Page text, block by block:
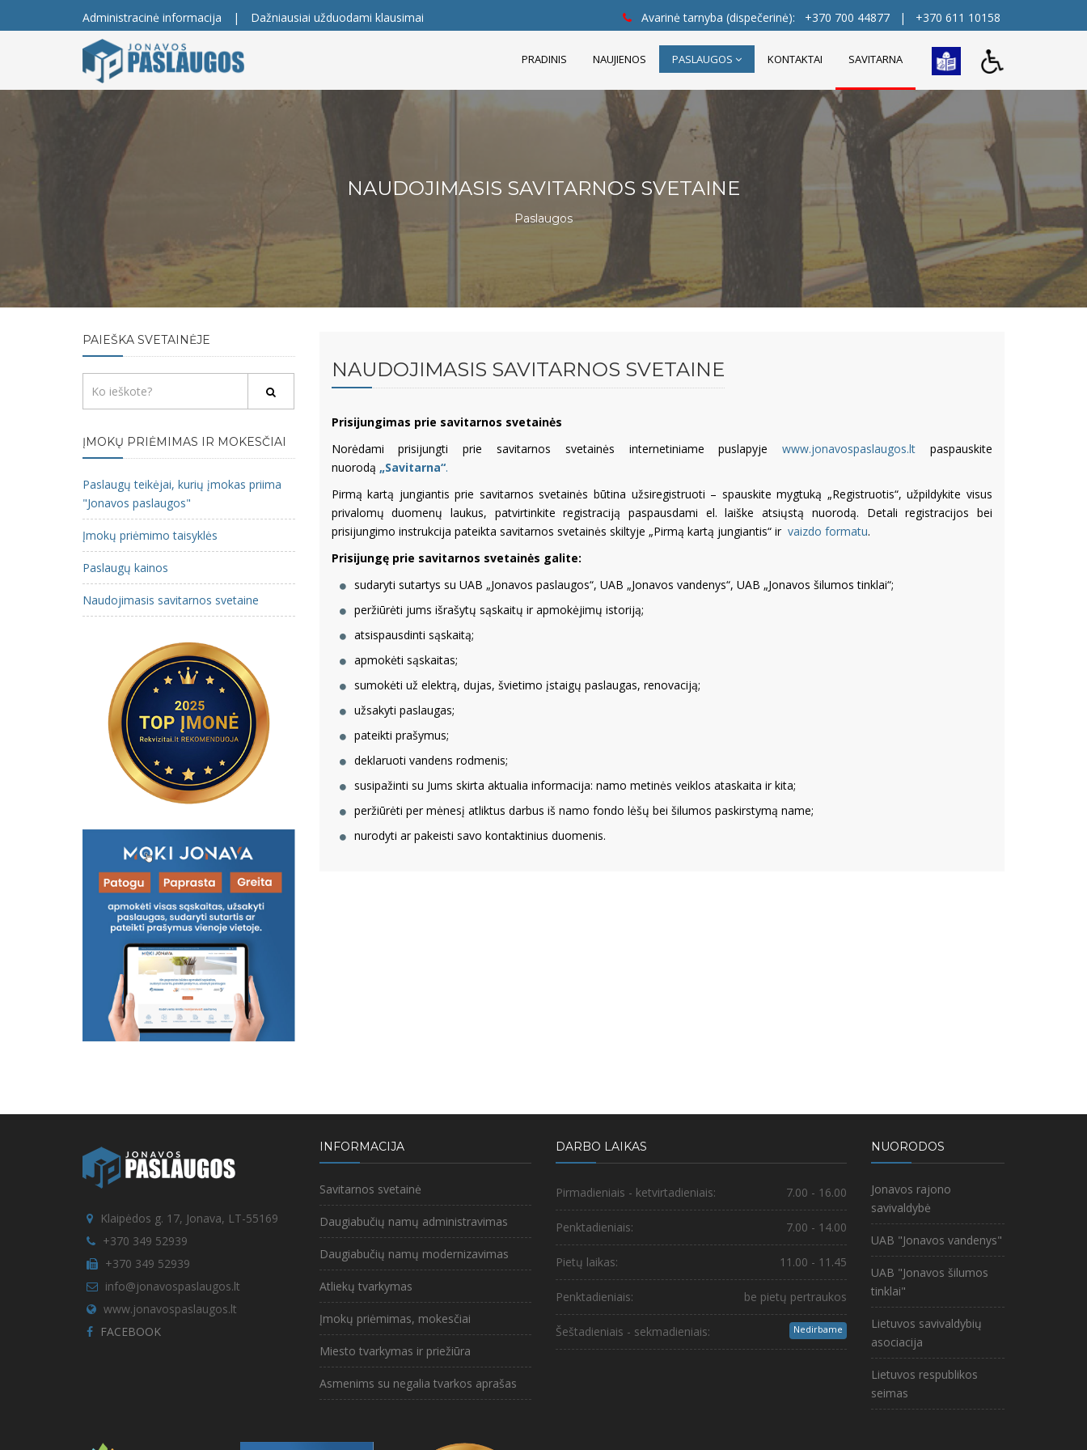
Administracinė informacija | Dažniausiai užduodami klausimai Avarinė tarnyba (dispečerinė): +370 700 44877 | +370 611 10158
PRADINIS NAUJIENOS PASLAUGOS KONTAKTAI SAVITARNA
NAUDOJIMASIS SAVITARNOS SVETAINE
Paslaugos
NAUDOJIMASIS SAVITARNOS SVETAINE
Prisijungimas prie savitarnos svetainės
Norėdami prisijungti prie savitarnos svetainės internetiniame puslapyjewww.jonavospaslaugos.lt paspauskite
nuorodą „Savitarna“.
Pirmą kartą jungiantis prie savitarnos svetainės būtina užsiregistruoti – spauskite mygtuką „Registruotis“, užpildykite visus
privalomų duomenų laukus, patvirtinkite registraciją paspausdami el. laiške atsiųstą nuorodą. Detali registracijos bei
prisijungimo instrukcija pateikta savitarnos svetainės skiltyje „Pirmą kartą jungiantis“ ir vaizdo formatu.
Prisijungę prie savitarnos svetainės galite:
sudaryti sutartys su UAB „Jonavos paslaugos“, UAB „Jonavos vandenys“, UAB „Jonavos šilumos tinklai“;
peržiūrėti jums išrašytų sąskaitų ir apmokėjimų istoriją;
atsispausdinti sąskaitą;
apmokėti sąskaitas;
sumokėti už elektrą, dujas, švietimo įstaigų paslaugas, renovaciją;
užsakyti paslaugas;
pateikti prašymus;
deklaruoti vandens rodmenis;
susipažinti su Jums skirta aktualia informacija: namo metinės veiklos ataskaita ir kita;
peržiūrėti per mėnesį atliktus darbus iš namo fondo lėšų bei šilumos paskirstymą name;
nurodyti ar pakeisti savo kontaktinius duomenis.
PAIEŠKA SVETAINĖJE
ĮMOKŲ PRIĖMIMAS IR MOKESČIAI
Paslaugų teikėjai, kurių įmokas priima
"Jonavos paslaugos"
Įmokų priėmimo taisyklės
Paslaugų kainos
Naudojimasis savitarnos svetaine
Klaipėdos g. 17, Jonava, LT-55169
+370 349 52939
+370 349 52939
info@jonavospaslaugos.lt
www.jonavospaslaugos.lt
FACEBOOK
INFORMACIJA
Savitarnos svetainė
Daugiabučių namų administravimas
Daugiabučių namų modernizavimas
Atliekų tvarkymas
Įmokų priėmimas, mokesčiai
Miesto tvarkymas ir priežiūra
Asmenims su negalia tvarkos aprašas
DARBO LAIKAS
Pirmadieniais - ketvirtadieniais: 7.00 - 16.00
Penktadieniais: 7.00 - 14.00
Pietų laikas: 11.00 - 11.45
Penktadieniais: be pietų pertraukos
Šeštadieniais - sekmadieniais: Nedirbame
NUORODOS
Jonavos rajono
savivaldybė
UAB "Jonavos vandenys"
UAB "Jonavos šilumos
tinklai"
Lietuvos savivaldybių
asociacija
Lietuvos respublikos
seimas